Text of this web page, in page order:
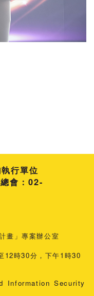
行單位
會：02-
畫」專案辦公室
12時30分，下午1時30
Information Security